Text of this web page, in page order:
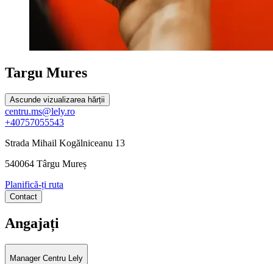
Targu Mures
Ascunde vizualizarea hărții
centru.ms@lely.ro
+40757055543
Strada Mihail Kogălniceanu 13
540064 Târgu Mureș
Planifică-ți ruta
Contact
Angajați
Manager Centru Lely